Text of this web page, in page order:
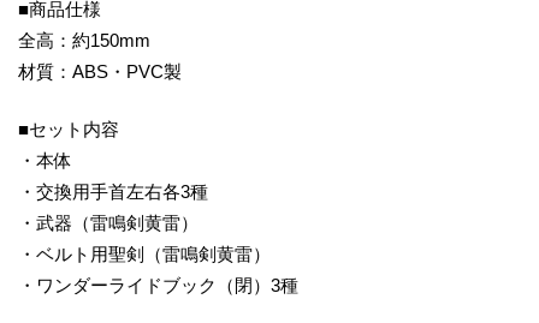
■商品仕様
全高：約150mm
材質：ABS・PVC製
■セット内容
・本体
・交換用手首左右各3種
・武器（雷鳴剣黄雷）
・ベルト用聖剣（雷鳴剣黄雷）
・ワンダーライドブック（閉）3種